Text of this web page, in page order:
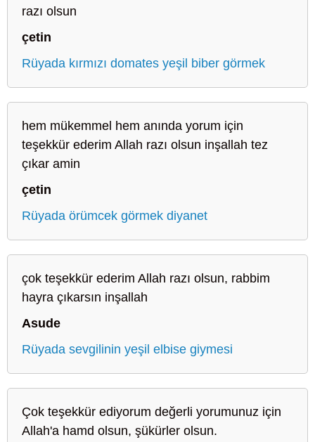
razı olsun
çetin
Rüyada kırmızı domates yeşil biber görmek
hem mükemmel hem anında yorum için
teşekkür ederim Allah razı olsun inşallah tez
çıkar amin
çetin
Rüyada örümcek görmek diyanet
çok teşekkür ederim Allah razı olsun, rabbim
hayra çıkarsın inşallah
Asude
Rüyada sevgilinin yeşil elbise giymesi
Çok teşekkür ediyorum değerli yorumunuz için
Allah'a hamd olsun, şükürler olsun.